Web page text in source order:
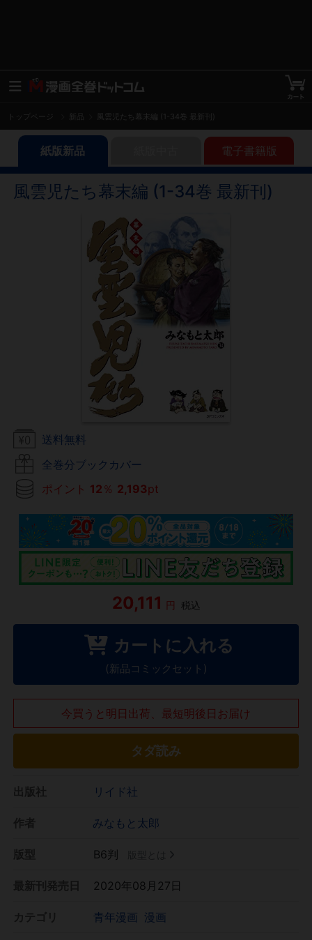
トップページ 風雲児たち幕末編 (1-34巻 最新刊)
紙版新品 電子書籍版
風雲児たち幕末編 (1-34巻 最新刊)
送料無料
全巻分ブックカバー
ポイント 12 ％ 2,193pt
20,111 円 税込
カートに入れる
(新品コミックセット)
今買うと明日出荷、最短明後日お届け
タダ読み
リイド社
みなもと太郎
B6判
2020年08月27日
青年漫画 漫画